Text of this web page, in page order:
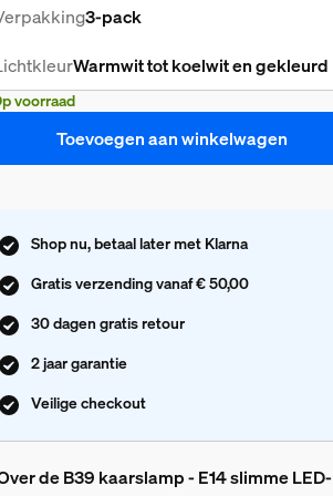
3-pack
Warmwit tot koelwit en gekleurd
voorraad
Toevoegen aan winkelwagen
Shop nu, betaal later met Klarna
Gratis verzending vanaf € 50,00
30 dagen gratis retour
2 jaar garantie
Veilige checkout
de B39 kaarslamp - E14 slimme LED-